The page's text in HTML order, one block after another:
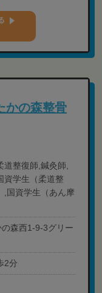
かの森整骨
整復師,鍼灸師,
資学生（柔道整
,国資学生（あん摩
森西1-9-3グリー
2分